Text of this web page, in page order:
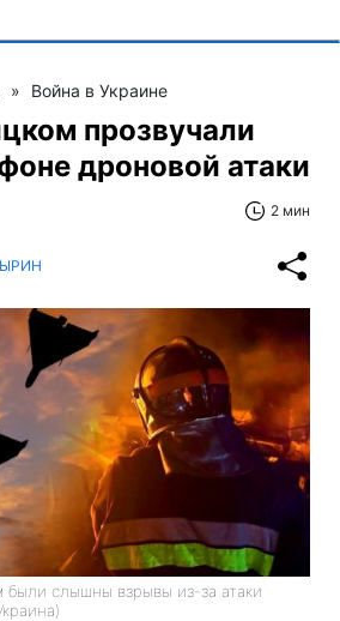
» Война в Украине
прозвучали
дроновой атаки
2 мин
были слышны взрывы из-за атаки